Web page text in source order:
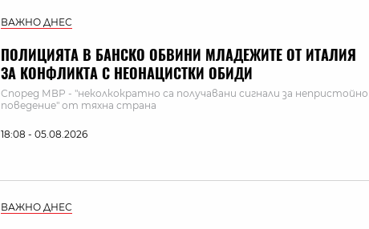
ВАЖНО ДНЕС
ПОЛИЦИЯТА В БАНСКО ОБВИНИ МЛАДЕЖИТЕ ОТ ИТАЛИЯ
ЗА КОНФЛИКТА С НЕОНАЦИСТКИ ОБИДИ
Според МВР - "неколкократно са получавани сигнали за непристойно
поведение" от тяхна страна
18:08 - 05.08.2026
ВАЖНО ДНЕС